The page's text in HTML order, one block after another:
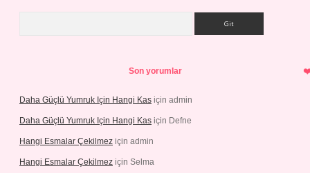
Son yorumlar
Daha Güçlü Yumruk Için Hangi Kas için admin
Daha Güçlü Yumruk Için Hangi Kas için Defne
Hangi Esmalar Çekilmez için admin
Hangi Esmalar Çekilmez için Selma